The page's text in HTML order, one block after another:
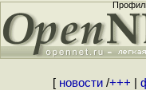
[ новости/+++